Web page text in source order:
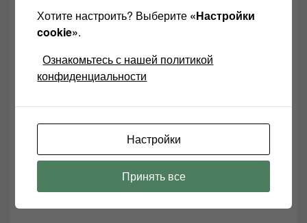
Хотите настроить? Выберите «Настройки
cookie».
Ознакомьтесь с нашей политикой
конфиденциальности
Настройки
Принять все